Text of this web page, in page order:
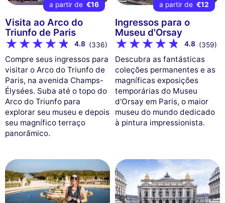
a partir de €16
Visita ao Arco do
Triunfo de Paris
4.8 (336)
Compre seus ingressos para
visitar o Arco do Triunfo de
Paris, na avenida Champs-
Élysées. Suba até o topo do
Arco do Triunfo para
explorar seu museu e depois
seu magnífico terraço
panorâmico.
a partir de €12
Ingressos para o
Museu d'Orsay
4.8 (359)
Descubra as fantásticas
coleções permanentes e as
magníficas exposições
temporárias do Museu
d'Orsay em Paris, o maior
museu do mundo dedicado
à pintura impressionista.